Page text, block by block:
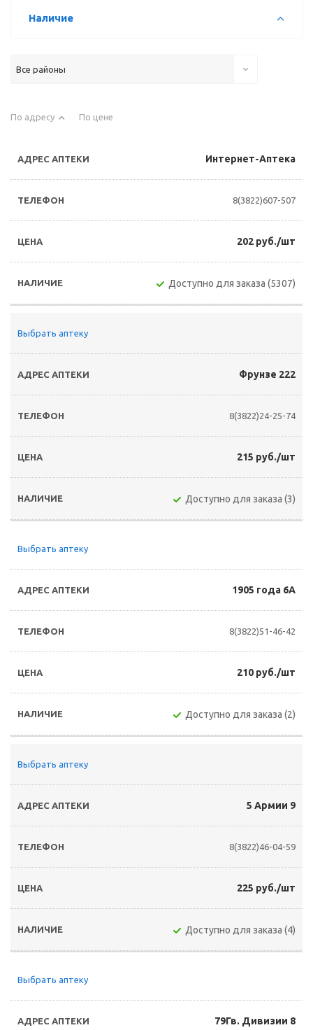
Наличие
Все районы
По адресу По цене
Интернет-Аптека
8(3822)607-507
202 руб./шт
Доступно для заказа (5307)
Выбрать аптеку
Фрунзе 222
8(3822)24-25-74
215 руб./шт
Доступно для заказа (3)
Выбрать аптеку
1905 года 6А
8(3822)51-46-42
210 руб./шт
Доступно для заказа (2)
Выбрать аптеку
5 Армии 9
8(3822)46-04-59
225 руб./шт
Доступно для заказа (4)
Выбрать аптеку
79Гв. Дивизии 8